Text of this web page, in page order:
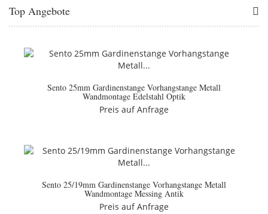
Top Angebote
Sento 25mm Gardinenstange Vorhangstange Metall
Wandmontage Edelstahl Optik
Preis auf Anfrage
Sento 25/19mm Gardinenstange Vorhangstange Metall
Wandmontage Messing Antik
Preis auf Anfrage